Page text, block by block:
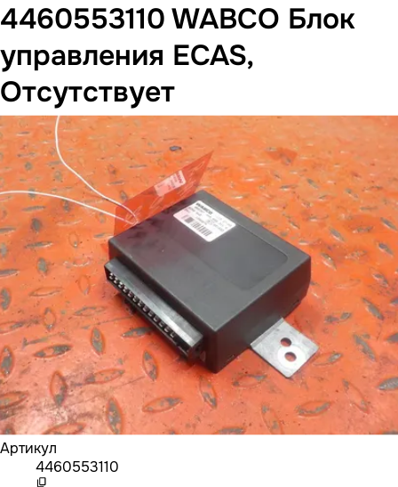
4460553110 WABCO Блок
управления ECAS,
Отсутствует
Артикул
4460553110